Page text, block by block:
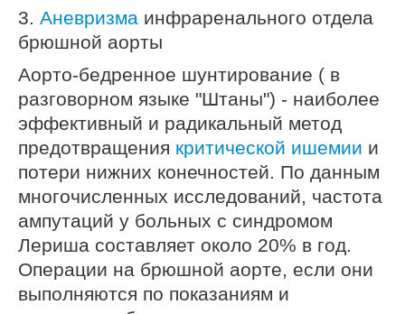
3. Аневризма инфраренального отдела
брюшной аорты
Аорто-бедренное шунтирование ( в
разговорном языке "Штаны") - наиболее
эффективный и радикальный метод
предотвращения критической ишемии и
потери нижних конечностей. По данным
многочисленных исследований, частота
ампутаций у больных с синдромом
Лериша составляет около 20% в год.
Операции на брюшной аорте, если они
выполняются по показаниям и